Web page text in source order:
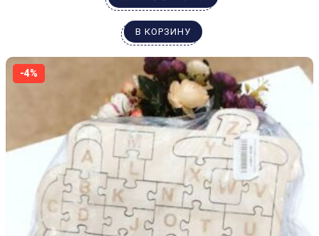
В КОРЗИНУ
-4%